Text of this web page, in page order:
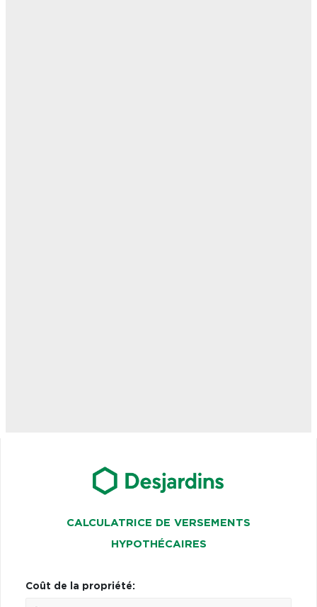
CALCULATRICE DE VERSEMENTS
HYPOTHÉCAIRES
Coût de la propriété: